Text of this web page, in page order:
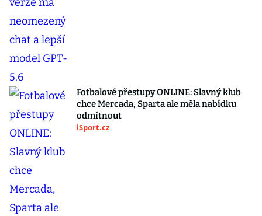
Fotbalové přestupy ONLINE: Slavný klub
chce Mercada, Sparta ale měla nabídku
odmítnout
iSport.cz